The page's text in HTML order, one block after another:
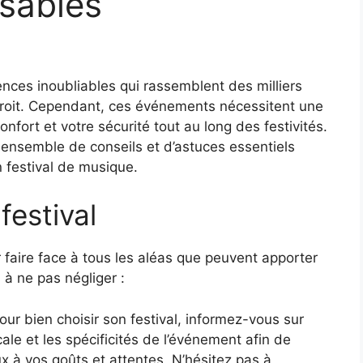
inoubliables qui rassemblent des milliers
Cependant, ces événements nécessitent une
et votre sécurité tout au long des festivités.
de conseils et d’astuces essentiels
festival de musique.
faire face à tous les aléas que peuvent apporter
ne pas négliger :
bien choisir son festival, informez-vous sur
et les spécificités de l’événement afin de
à vos goûts et attentes. N’hésitez pas à